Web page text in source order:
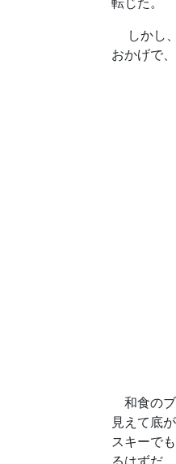
しかし
おかげで
和食の
見えて底
スキーで